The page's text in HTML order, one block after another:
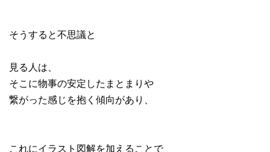
そうすると不思議と
見る人は、
そこに物事の安定したまとまりや
繋がった感じを抱く傾向があり、
これにイラスト図解を加えることで